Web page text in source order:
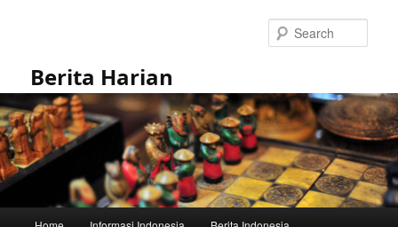
Berita Harian